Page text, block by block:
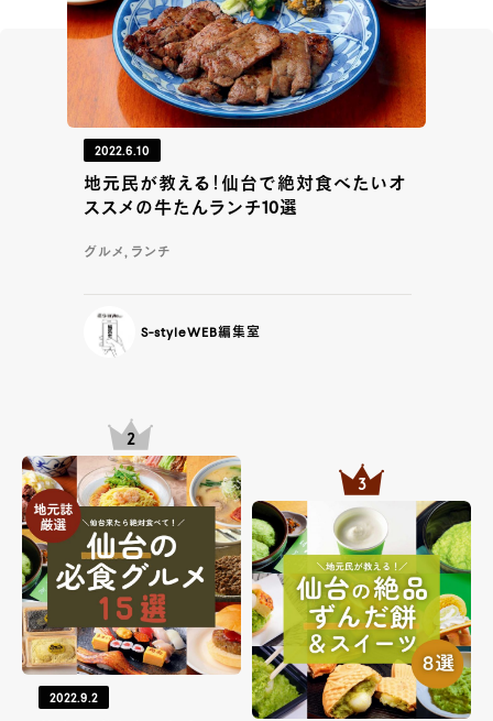
2022.6.10
地元民が教える！仙台で絶対食べたいオ
ススメの牛たんランチ10選
グルメ, ランチ
S-styleWEB編集室
2022.9.2